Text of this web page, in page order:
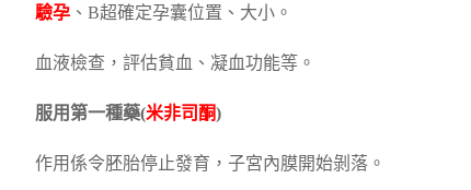
驗孕 、B超確定孕囊位置、大小。
血液檢查，評估貧血、凝血功能等。
服用第一種藥(米非司酮)
作用係令胚胎停止發育，子宮內膜開始剝落。